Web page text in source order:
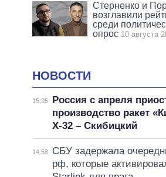
Стерненко и
возглавили
среди
опрос 10 августа
НОВОСТИ
15:05
Россия с апреля
производство ракет
Х-32 – Скибицкий
14:58
СБУ задержала
рф, которые